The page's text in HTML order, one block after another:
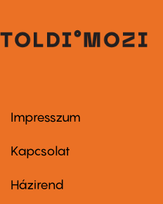
Footer
first
Impresszum
Kapcsolat
Footer
Házirend